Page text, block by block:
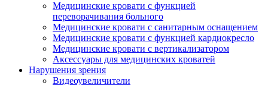
Медицинские кровати с функцией
переворачивания больного
Медицинские кровати с санитарным оснащением
Медицинские кровати с функцией кардиокресло
Медицинские кровати с вертикализатором
Аксессуары для медицинских кроватей
Нарушения зрения
Видеоувеличители